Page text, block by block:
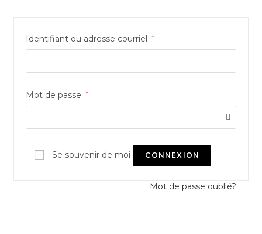
Identifiant ou adresse courriel *
Mot de passe *
Se souvenir de moi CONNEXION
Mot de passe oublié?